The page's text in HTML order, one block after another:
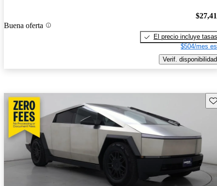
Buena oferta
El precio incluye tasas
$504/mes
Verif. disponibilidad